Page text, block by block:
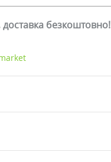
безкоштовно!